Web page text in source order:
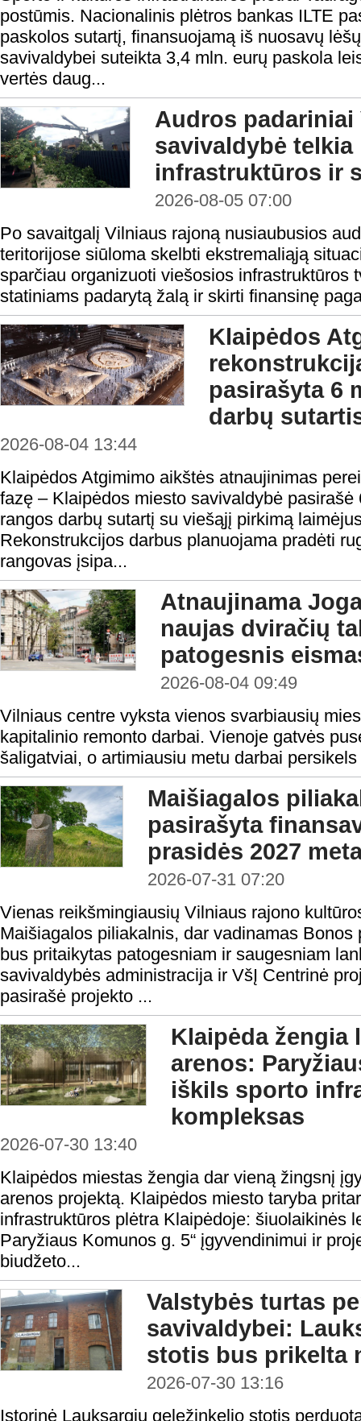
postūmis. Nacionalinis plėtros bankas ILTE
paskolos sutartį, finansuojamą iš nuosavų
savivaldybei suteikta 3,4 mln. eurų paskola
vertės daug...
Audros
savivaldybė telkia
infrastruktūros ir
2026-08-05 07:00
Po savaitgalį Vilniaus rajoną nusiaubusios
teritorijose siūloma skelbti ekstremaliąją
sparčiau organizuoti viešosios infrastruktūros
statiniams padarytą žalą ir skirti finansinę
Klaipėdos
pasirašyta 6
darbų
2026-08-04 13:44
Klaipėdos Atgimimo aikštės atnaujinimas
fazę – Klaipėdos miesto savivaldybė
rangos darbų sutartį su viešąjį pirkimą
Rekonstrukcijos darbus planuojama pradėti
rangovas įsipa...
Atnaujinama
naujas dviračių
patogesnis
2026-08-04 09:49
Vilniaus centre vyksta vienos svarbiausių
kapitalinio remonto darbai. Vienoje gatvės
šaligatviai, o artimiausiu metu darbai
Maišiagalos
pasirašyta
prasidės 2027
2026-07-31 07:20
Vienas reikšmingiausių Vilniaus rajono
Maišiagalos piliakalnis, dar vadinamas
bus pritaikytas patogesniam ir saugesniam
savivaldybės administracija ir VšĮ Centrinė
pasirašė projekto ...
Klaipėda žengia
arenos:
iškils sporto
kompleksas
2026-07-30 13:40
Klaipėdos miestas žengia dar vieną žingsnį
arenos projektą. Klaipėdos miesto taryba
infrastruktūros plėtra Klaipėdoje: šiuolaikinės
Paryžiaus Komunos g. 5“ įgyvendinimui ir
biudžeto...
Valstybės turtas
savivaldybei:
stotis bus prikelta
2026-07-30 13:16
Istorinė Lauksargių geležinkelio stotis